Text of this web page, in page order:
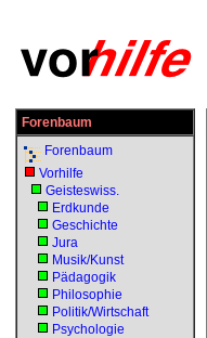
Forenbaum
Forenbaum
Vorhilfe
Geisteswiss.
Erdkunde
Geschichte
Jura
Musik/Kunst
Pädagogik
Philosophie
Politik/Wirtschaft
Psychologie